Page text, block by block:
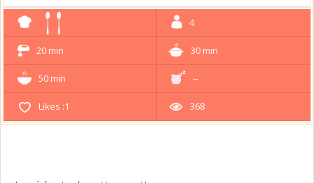
4
20 min 30 min
50 min --
Likes :1 368